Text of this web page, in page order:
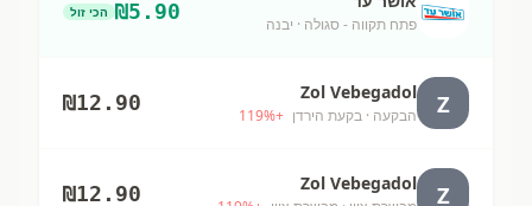
פתח תקווה - סגולה · יבנה
₪5.90 הכי זול
Z
Zol Vebegadol
הבקעה · בקעת הירדן +
119%
₪12.90
Z
Zol Vebegadol
₪12.90